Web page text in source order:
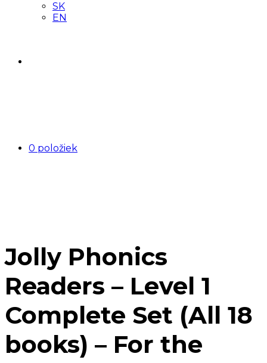
SK
EN
0 položiek
Jolly Phonics
Readers – Level 1
Complete Set (All 18
books) – For the